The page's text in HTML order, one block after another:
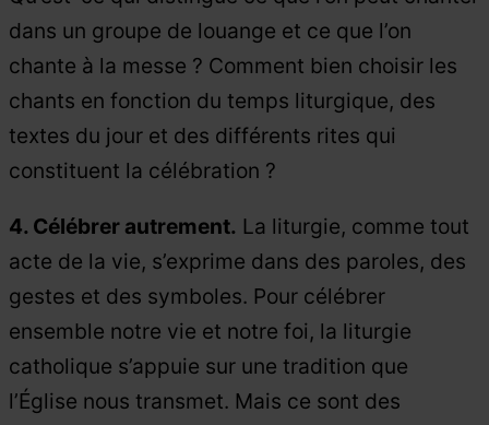
dans un groupe de louange et ce que l’on
chante à la messe ? Comment bien choisir les
chants en fonction du temps liturgique, des
textes du jour et des différents rites qui
constituent la célébration ?
4. Célébrer autrement. La liturgie, comme tout
acte de la vie, s’exprime dans des paroles, des
gestes et des symboles. Pour célébrer
ensemble notre vie et notre foi, la liturgie
catholique s’appuie sur une tradition que
l’Église nous transmet. Mais ce sont des